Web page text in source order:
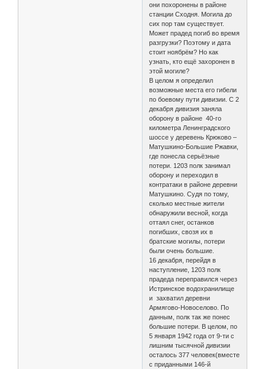
они похоронены в районе
станции Сходня. Могила до
сих пор там существует.
Может прадед погиб во время
разгрузки? Поэтому и дата
стоит ноябрём? Но как
узнать, кто ещё захоронен в
этой могиле?
В целом я определил
возможные места его гибели
по боевому пути дивизии. С 2
декабря дивизия заняла
оборону в районе 40-го
километра Ленинградского
шоссе у деревень Крюково –
Матушкино-Большие Ржавки,
где понесла серьёзные
потери. 1203 полк занимал
оборону и переходил в
контратаки в районе деревни
Матушкино. Судя по тому,
сколько местные жители
обнаружили весной, когда
оттаял снег, останков
погибших, свозя их в
братские могилы, потери
были очень большие.
16 декабря, перейдя в
наступление, 1203 полк
прадеда переправился через
Истринское водохранилище
и захватил деревни
Армягово-Новоселово. По
данным, полк так же понес
большие потери. В целом, по
5 января 1942 года от 9-ти с
лишним тысячной дивизии
осталось 377 человек(вместе
с приданными 146-й